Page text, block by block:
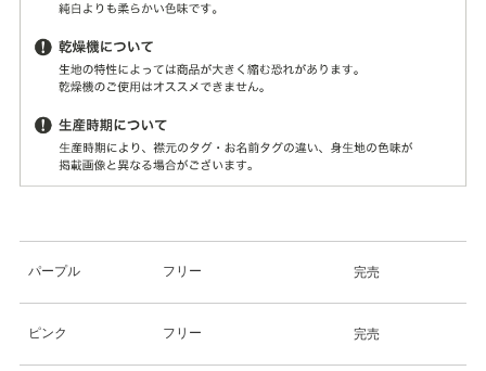
パープル フリー 完売
ピンク フリー 完売